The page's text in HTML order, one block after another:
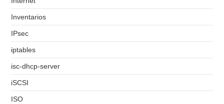
Inventarios
IPsec
iptables
isc-dhcp-server
iSCSI
ISO